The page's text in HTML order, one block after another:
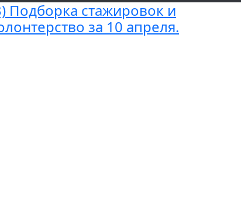
Подборка стажировок и
за 10 апреля.